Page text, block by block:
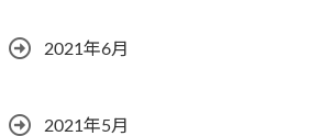
2021年6月
2021年5月